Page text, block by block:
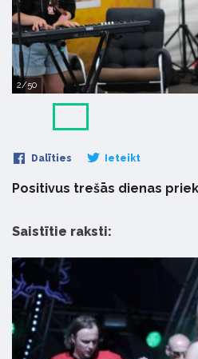
2/50
Dalīties Ieteikt
Positivus trešās dienas
Saistītie raksti: